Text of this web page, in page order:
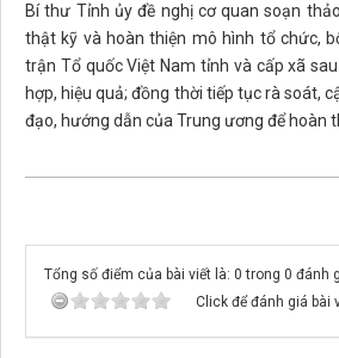
Bí thư Tỉnh ủy đề nghị cơ quan soạn
thật kỹ và hoàn thiện mô hình tổ chức,
trận Tổ quốc Việt Nam tỉnh và cấp xã
hợp, hiệu quả; đồng thời tiếp tục rà soát,
đạo, hướng dẫn của Trung ương để hoàn
Tổng số điểm của bài viết là: 0 trong 0 đánh
Click để đánh giá bài